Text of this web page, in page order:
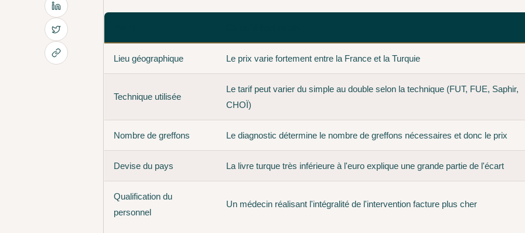
Lieu géographique Le prix varie fortement entre la France et la Turquie
Technique utilisée
Le tarif peut varier du simple au double selon la technique (FUT, FUE, Saphir,
CHOÏ)
Nombre de greffons Le diagnostic détermine le nombre de greffons nécessaires et donc le prix
Devise du pays La livre turque très inférieure à l'euro explique une grande partie de l'écart
Qualification du
personnel
Un médecin réalisant l'intégralité de l'intervention facture plus cher